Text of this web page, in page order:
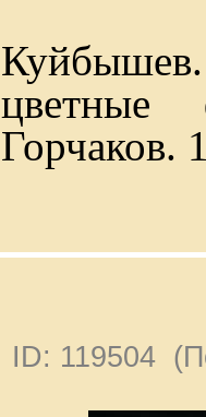
цветные
Горчаков.
ID: 119504